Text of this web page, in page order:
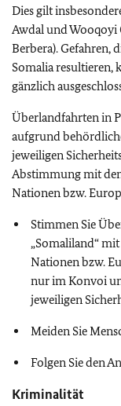
Dies gilt
Awdal und Wooqoyi
Berbera). Gefahren,
Somalia resultieren,
gänzlich
Überlandfahrten in
aufgrund
jeweiligen
Abstimmung mit
Nationen bzw.
Stimmen Sie
„Somaliland“
Nationen bzw.
nur im Konvoi
jeweiligen
Meiden Sie
Folgen Sie den
Kriminalität